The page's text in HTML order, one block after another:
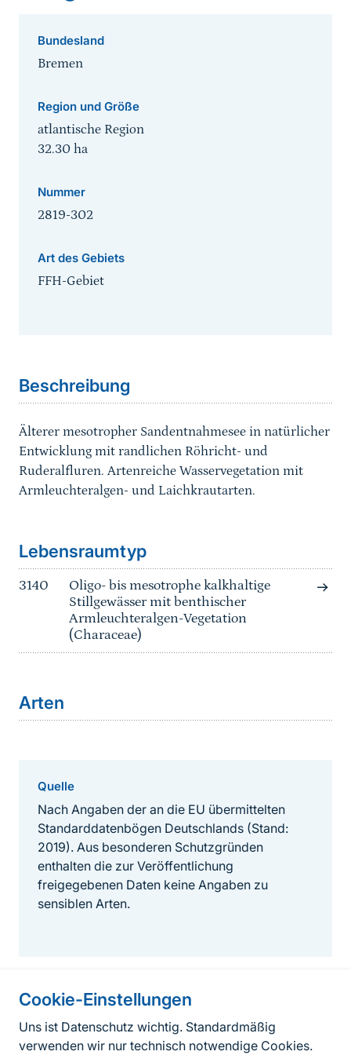
Cookie-Einstellungen
Uns ist Datenschutz wichtig. Standardmäßig
verwenden wir nur technisch notwendige Cookies.
Bundesland
Bremen
Region und Größe
atlantische Region
32.30 ha
Nummer
2819-302
Art des Gebiets
FFH-Gebiet
Beschreibung
Älterer mesotropher Sandentnahmesee in natürlicher
Entwicklung mit randlichen Röhricht- und
Ruderalfluren. Artenreiche Wasservegetation mit
Armleuchteralgen- und Laichkrautarten.
Lebensraumtyp
3140
Oligo- bis mesotrophe kalkhaltige
Stillgewässer mit benthischer
Armleuchteralgen-Vegetation
(Characeae)
Arten
Quelle
Nach Angaben der an die EU übermittelten
Standarddatenbögen Deutschlands (Stand:
2019). Aus besonderen Schutzgründen
enthalten die zur Veröffentlichung
freigegebenen Daten keine Angaben zu
sensiblen Arten.
Informationen zur Seite
FußzeileKontakt zum BfN